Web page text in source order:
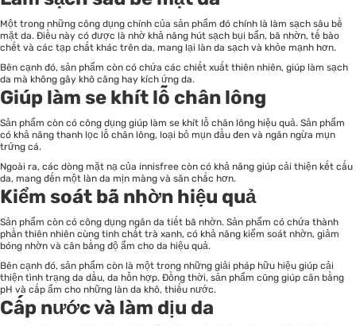
Một trong những công dụng chính của sản phẩm đó chính là làm sạch sâu bề
mặt da. Điều này có được là nhờ khả năng hút sạch bụi bẩn, bã nhờn, tế bào
chết và các tạp chất khác trên da, mang lại làn da sạch và khỏe mạnh hơn.
Bên cạnh đó, sản phẩm còn có chứa các chiết xuất thiên nhiên, giúp làm sạch
da mà không gây khô căng hay kích ứng da.
Giúp làm se khít lỗ chân lông
Sản phẩm còn có công dụng giúp làm se khít lỗ chân lông hiệu quả. Sản phẩm
có khả năng thanh lọc lỗ chân lông, loại bỏ mụn đầu đen và ngăn ngừa mụn
trứng cá.
Ngoài ra, các dòng mặt nạ của innisfree còn có khả năng giúp cải thiện kết cấu
da, mang đến một làn da mịn màng và săn chắc hơn.
Kiểm soát bã nhờn hiệu quả
Sản phẩm còn có công dụng ngăn da tiết bã nhờn. Sản phẩm có chứa thành
phần thiên nhiên cùng tinh chất trà xanh, có khả năng kiểm soát nhờn, giảm
bóng nhờn và cân bằng độ ẩm cho da hiệu quả.
Bên cạnh đó, sản phẩm còn là một trong những giải pháp hữu hiệu giúp cải
thiện tình trạng da dầu, da hỗn hợp. Đồng thời, sản phẩm cũng giúp cân bằng
pH và cấp ẩm cho những làn da khô, thiếu nước.
Cấp nước và làm dịu da